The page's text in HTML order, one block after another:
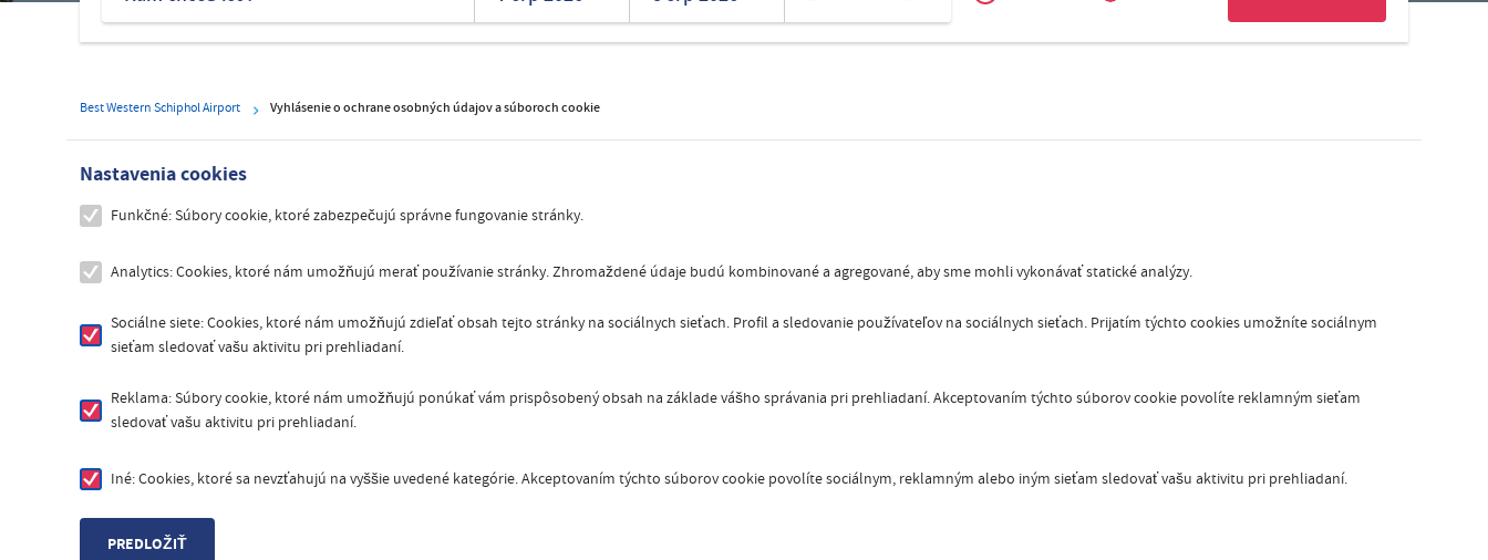
Romanian Turkish
Best Western Schiphol Airport Vyhlásenie o ochrane osobných údajov a súboroch cookie
Nastavenia cookies
Funkčné: Súbory cookie, ktoré zabezpečujú správne fungovanie stránky.
Analytics: Cookies, ktoré nám umožňujú merať používanie stránky. Zhromaždené údaje budú kombinované a agregované, aby sme mohli vykonávať statické analýzy.
Sociálne siete: Cookies, ktoré nám umožňujú zdieľať obsah tejto stránky na sociálnych sieťach. Profil a sledovanie používateľov na sociálnych sieťach. Prijatím týchto cookies umožníte sociálnym
sieťam sledovať vašu aktivitu pri prehliadaní.
Reklama: Súbory cookie, ktoré nám umožňujú ponúkať vám prispôsobený obsah na základe vášho správania pri prehliadaní. Akceptovaním týchto súborov cookie povolíte reklamným sieťam
sledovať vašu aktivitu pri prehliadaní.
Iné: Cookies, ktoré sa nevzťahujú na vyššie uvedené kategórie. Akceptovaním týchto súborov cookie povolíte sociálnym, reklamným alebo iným sieťam sledovať vašu aktivitu pri prehliadaní.